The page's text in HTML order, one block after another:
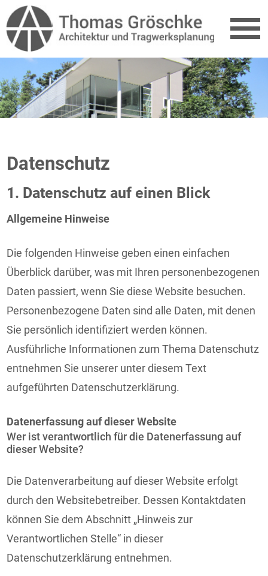
Datenschutz
1. Datenschutz auf einen Blick
Allgemeine Hinweise
Die folgenden Hinweise geben einen einfachen
Überblick darüber, was mit Ihren personenbezogenen
Daten passiert, wenn Sie diese Website besuchen.
Personenbezogene Daten sind alle Daten, mit denen
Sie persönlich identifiziert werden können.
Ausführliche Informationen zum Thema Datenschutz
entnehmen Sie unserer unter diesem Text
aufgeführten Datenschutzerklärung.
Datenerfassung auf dieser Website
Wer ist verantwortlich für die Datenerfassung auf
dieser Website?
Die Datenverarbeitung auf dieser Website erfolgt
durch den Websitebetreiber. Dessen Kontaktdaten
können Sie dem Abschnitt „Hinweis zur
Verantwortlichen Stelle“ in dieser
Datenschutzerklärung entnehmen.